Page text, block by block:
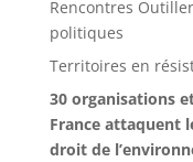
Rencontres
politiques
Territoires en
30 organisations
France attaquent
droit de